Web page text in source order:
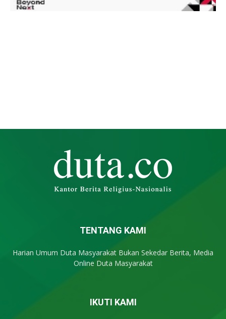
TENTANG KAMI
Harian Umum Duta Masyarakat Bukan Sekedar Berita, Media
Online Duta Masyarakat
IKUTI KAMI